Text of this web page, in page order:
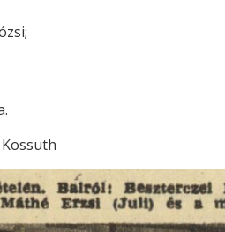
Kossuth